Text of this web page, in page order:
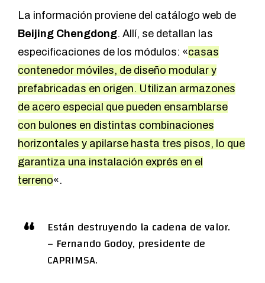
La información proviene del catálogo web de
Beijing Chengdong. Allí, se detallan las
especificaciones de los módulos: «casas
contenedor móviles, de diseño modular y
prefabricadas en origen. Utilizan armazones
de acero especial que pueden ensamblarse
con bulones en distintas combinaciones
horizontales y apilarse hasta tres pisos, lo que
garantiza una instalación exprés en el
terreno«.
Están destruyendo la cadena de valor.
– Fernando Godoy, presidente de
CAPRIMSA.